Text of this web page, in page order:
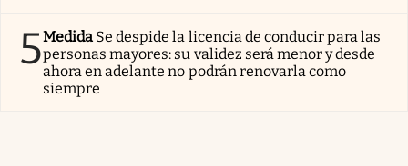
5Medida Se despide la licencia de conducir para las
personas mayores: su validez será menor y desde
ahora en adelante no podrán renovarla como
siempre